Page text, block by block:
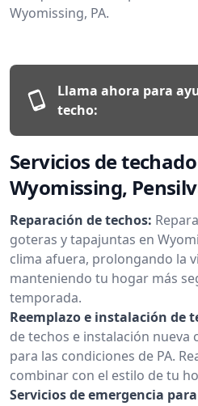
Wyomissing, PA.
Llama ahora para
techo:
Servicios de
Wyomissing,
Reparación de techos:
goteras y tapajuntas en
clima afuera, prolongando la
manteniendo tu hogar más
temporada.
Reemplazo e instalación de
de techos e instalación nueva
para las condiciones de PA.
combinar con el estilo de tu
Servicios de emergencia